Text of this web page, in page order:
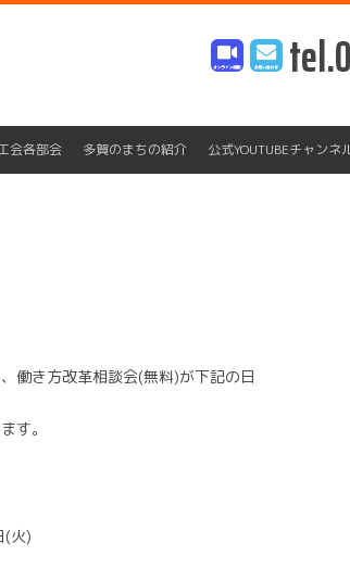
Skip
to
会各部会 多賀のまちの紹介 公式YOUTUBEチャンネ
働き方改革相談会(無料)が下記の日
す。
火)